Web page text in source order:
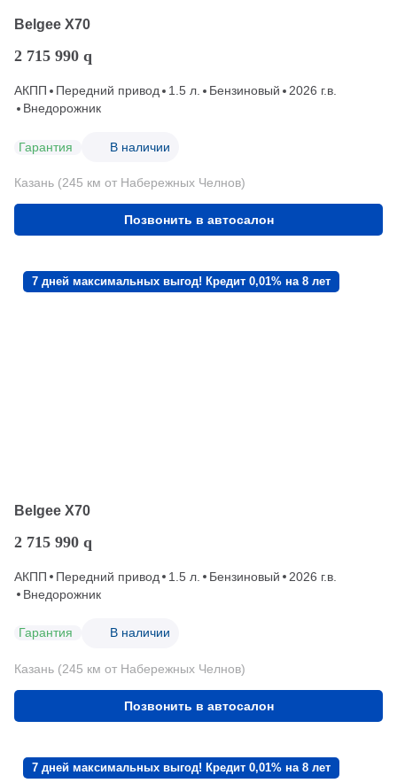
Belgee X70
2 715 990 q
АКПП Передний привод 1.5 л. Бензиновый
2026 г.в.
Внедорожник
Гарантия В наличии
Казань (245 км от Набережных Челнов)
Позвонить в автосалон
7 дней максимальных выгод! Кредит 0,01% на 8 лет
Belgee X70
2 715 990 q
АКПП Передний привод 1.5 л. Бензиновый
2026 г.в.
Внедорожник
Гарантия В наличии
Казань (245 км от Набережных Челнов)
Позвонить в автосалон
7 дней максимальных выгод! Кредит 0,01% на 8 лет